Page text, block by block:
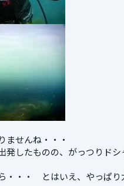
ませんね・・・
発したものの、がっつりドシ
・・・ とはいえ、やっぱり